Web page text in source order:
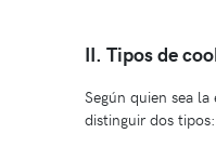
II. Tipos de
Según quien sea
distinguir dos tipos: